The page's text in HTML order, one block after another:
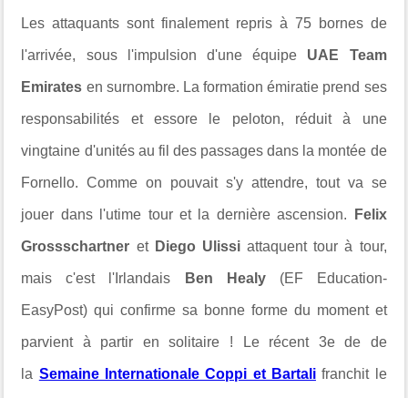
Les attaquants sont finalement repris à 75 bornes de
l'arrivée, sous l'impulsion d'une équipe UAE Team
Emirates en surnombre. La formation émiratie prend ses
responsabilités et essore le peloton, réduit à une
vingtaine d'unités au fil des passages dans la montée de
Fornello. Comme on pouvait s'y attendre, tout va se
jouer dans l'utime tour et la dernière ascension. Felix
Grossschartner et Diego Ulissiattaquent tour à tour,
mais c'est l'Irlandais Ben Healy(EF Education-
EasyPost) qui confirme sa bonne forme du moment et
parvient à partir en solitaire ! Le récent 3e de de
la Semaine Internationale Coppi et Bartali franchit le